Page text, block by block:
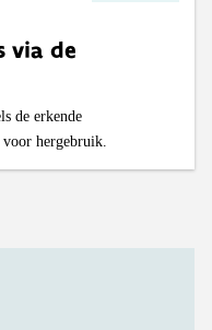
via de
de erkende
hergebruik.